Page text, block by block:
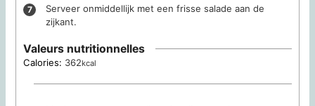
Serveer onmiddellijk met een frisse salade aan de
zijkant.
Valeurs nutritionnelles
Calories: 362kcal